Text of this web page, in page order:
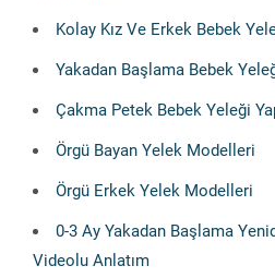
Kolay Kız Ve Erkek Bebek
Yakadan Başlama Bebek
Çakma Petek Bebek Yeleği
Örgü Bayan Yelek Modelleri
Örgü Erkek Yelek Modelleri
0-3 Ay Yakadan Başlama
Videolu Anlatım